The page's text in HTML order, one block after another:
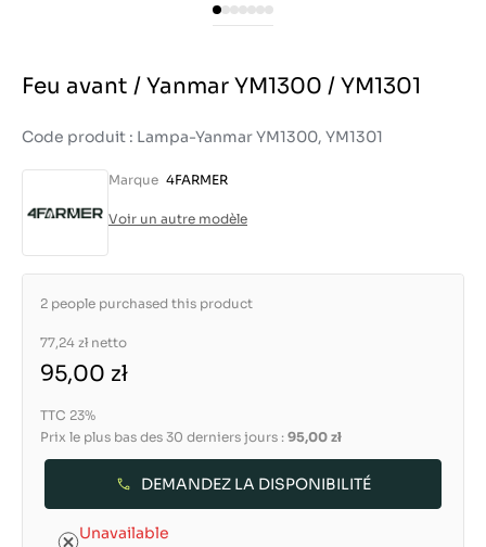
Feu avant / Yanmar YM1300 / YM1301
Code produit : Lampa-Yanmar YM1300, YM1301
Marque 4FARMER
Voir un autre modèle
2 people purchased this product
77,24 zł netto
95,00 zł
TTC 23%
Prix le plus bas des 30 derniers jours : 95,00 zł
DEMANDEZ LA DISPONIBILITÉ
Unavailable